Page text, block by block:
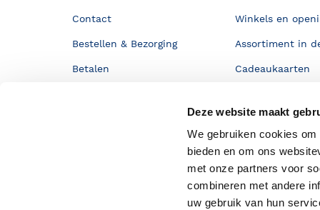
Deze website maakt
We gebruiken cookies
bieden en om ons
met onze partners voor
combineren met andere
uw gebruik van hun
Contact
Bestellen & Bezorging
Betalen
Winkels en
Assortiment in
Cadeaukaarten
Staatsloterij